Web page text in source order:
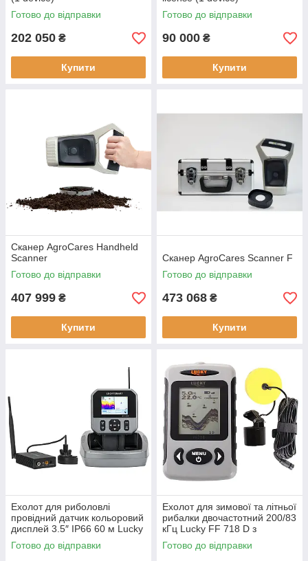
Готово до відправки
202 050 ₴
Купити
Готово до відправки
90 000 ₴
Купити
Сканер AgroCares Handheld
Scanner
Готово до відправки
407 999 ₴
Купити
Сканер AgroCares Scanner F
Готово до відправки
473 068 ₴
Купити
Ехолот для риболовлі
провідний датчик кольоровий
дисплей 3.5″ IP66 60 м Lucky
LBT-1-GPS GPS-навігатор
вологозахист
Готово до відправки
Ехолот для зимової та літньої
рибалки двочастотний 200/83
кГц Lucky FF 718 D з
вологозахищеним корпусом
IPX4
Готово до відправки